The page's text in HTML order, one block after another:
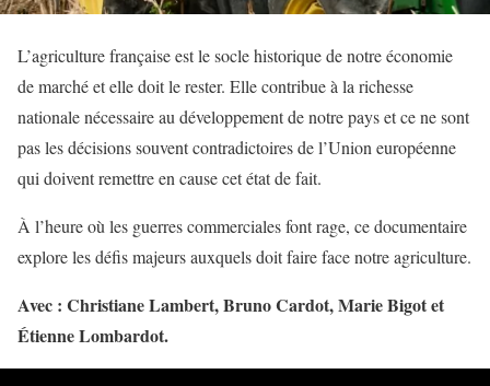
L’agriculture française est le socle historique de notre économie
de marché et elle doit le rester. Elle contribue à la richesse
nationale nécessaire au développement de notre pays et ce ne sont
pas les décisions souvent contradictoires de l’Union européenne
qui doivent remettre en cause cet état de fait.
À l’heure où les guerres commerciales font rage, ce documentaire
explore les défis majeurs auxquels doit faire face notre agriculture.
Avec : Christiane Lambert, Bruno Cardot, Marie Bigot et
Étienne Lombardot.